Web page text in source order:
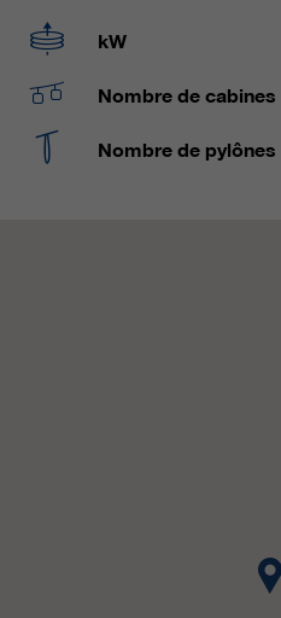
kW
Nombre de cabines
Nombre de pylônes
partenaires.